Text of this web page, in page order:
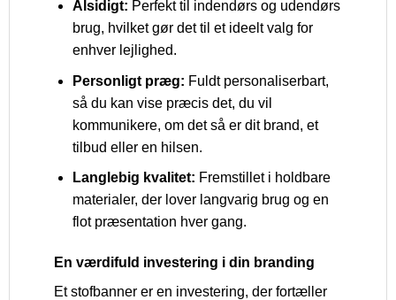
Alsidigt: Perfekt til indendørs og udendørs
brug, hvilket gør det til et ideelt valg for
enhver lejlighed.
Personligt præg: Fuldt personaliserbart,
så du kan vise præcis det, du vil
kommunikere, om det så er dit brand, et
tilbud eller en hilsen.
Langlebig kvalitet: Fremstillet i holdbare
materialer, der lover langvarig brug og en
flot præsentation hver gang.
En værdifuld investering i din branding
Et stofbanner er en investering, der fortæller